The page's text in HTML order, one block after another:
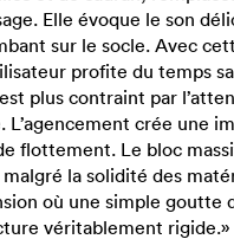
Elle évoque le son
sur le socle. Avec
profite du temps
plus contraint par
L’agencement crée une
flottement. Le bloc
la solidité des
où une simple goutte
véritablement rigide.»